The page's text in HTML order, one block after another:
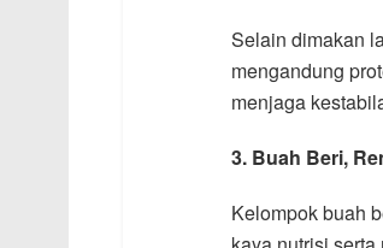
Selain dimakan
mengandung
menjaga
3. Buah Beri,
Kelompok buah